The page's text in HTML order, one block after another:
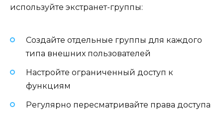
используйте экстранет-группы:
Создайте отдельные группы для каждого
типа внешних пользователей
Настройте ограниченный доступ к
функциям
Регулярно пересматривайте права доступа